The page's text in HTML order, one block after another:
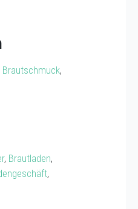
Brautschmuck,
, Brautladen,
,